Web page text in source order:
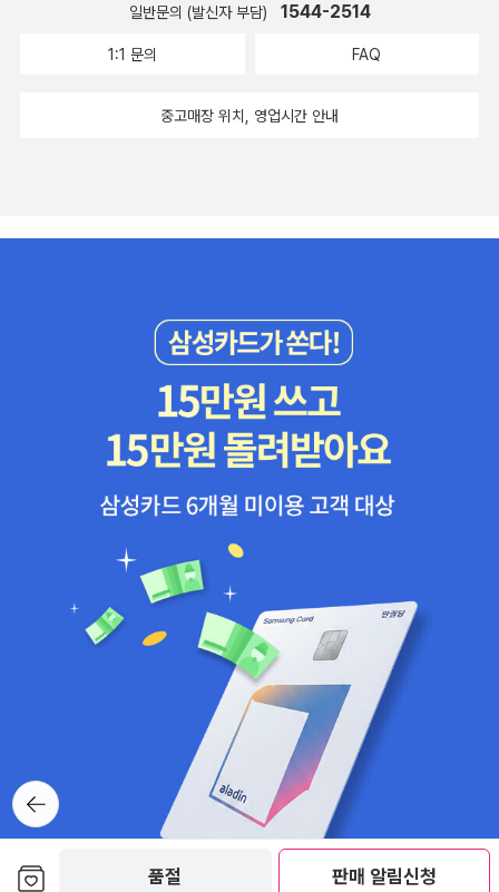
품절 판매 알림신청
뒤로가
기
일반문의 (발신자 부담) 1544-2514
1:1 문의 FAQ
중고매장 위치, 영업시간 안내